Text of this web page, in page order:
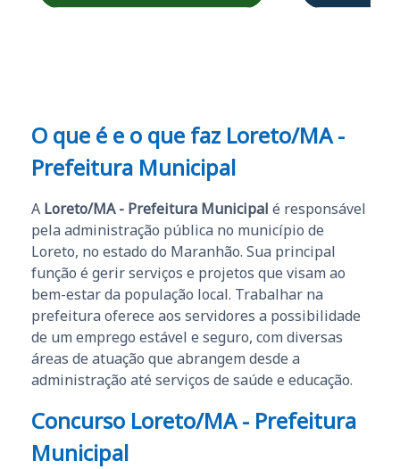
O que é e o que faz Loreto/MA -
Prefeitura Municipal
A Loreto/MA - Prefeitura Municipal é responsável
pela administração pública no município de
Loreto, no estado do Maranhão. Sua principal
função é gerir serviços e projetos que visam ao
bem-estar da população local. Trabalhar na
prefeitura oferece aos servidores a possibilidade
de um emprego estável e seguro, com diversas
áreas de atuação que abrangem desde a
administração até serviços de saúde e educação.
Concurso Loreto/MA - Prefeitura
Municipal